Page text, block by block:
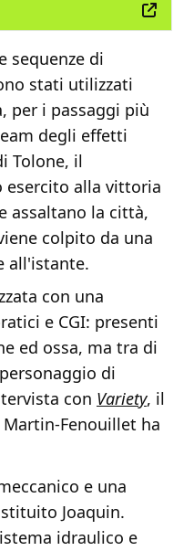
sequenze di
stati utilizzati
per i passaggi più
degli effetti
Tolone, il
esercito alla vittoria
assaltano la città,
colpito da una
all'istante.
con una
e CGI: presenti
ed ossa, ma tra di
di
con Variety, il
Martin-Fenouillet ha
e una
Joaquin.
idraulico e